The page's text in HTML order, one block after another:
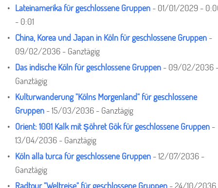
Lateinamerika für geschlossene Gruppen - 01/01/2029 -
- 0:01
China, Korea und Japan in Köln für geschlossene Gruppen -
09/02/2036 - Ganztägig
Das indische Köln für geschlossene Gruppen - 09/02/2036
Ganztägig
Kulturwanderung "Kölns Morgenland" für geschlossene
Gruppen - 15/03/2036 - Ganztägig
Orient: 1001 Kalk mit Şöhret Gök für geschlossene Gruppen -
13/04/2036 - Ganztägig
Köln alla turca für geschlossene Gruppen - 12/07/2036 -
Ganztägig